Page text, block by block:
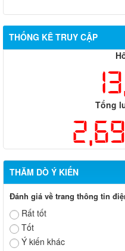
THỐNG KÊ TRUY CẬP
Tổng
THĂM DÒ Ý KIẾN
Đánh giá về trang thông tin
Rất tốt
Tốt
Ý kiến khác